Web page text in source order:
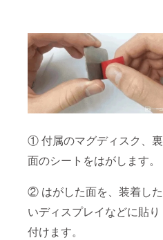
① 付属のマグディスク、裏
面のシートをはがします。
② はがした面を、装着した
いディスプレイなどに貼り
付けます。